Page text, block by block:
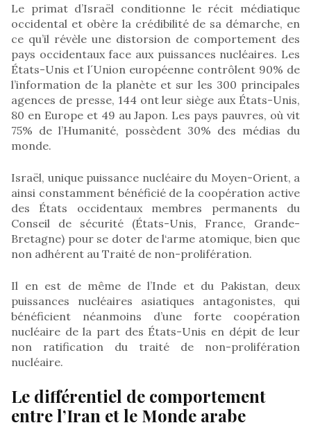
Le primat d’Israël conditionne le récit médiatique
occidental et obère la crédibilité de sa démarche, en
ce qu’il révèle une distorsion de comportement des
pays occidentaux face aux puissances nucléaires. Les
États-Unis et l´Union européenne contrôlent 90% de
l’information de la planète et sur les 300 principales
agences de presse, 144 ont leur siège aux États-Unis,
80 en Europe et 49 au Japon. Les pays pauvres, où vit
75% de l’Humanité, possèdent 30% des médias du
monde.
Israël, unique puissance nucléaire du Moyen-Orient, a
ainsi constamment bénéficié de la coopération active
des États occidentaux membres permanents du
Conseil de sécurité (États-Unis, France, Grande-
Bretagne) pour se doter de l‘arme atomique, bien que
non adhérent au Traité de non-prolifération.
Il en est de même de l’Inde et du Pakistan, deux
puissances nucléaires asiatiques antagonistes, qui
bénéficient néanmoins d’une forte coopération
nucléaire de la part des États-Unis en dépit de leur
non ratification du traité de non-prolifération
nucléaire.
Le différentiel de comportement
entre l’Iran et le Monde arabe